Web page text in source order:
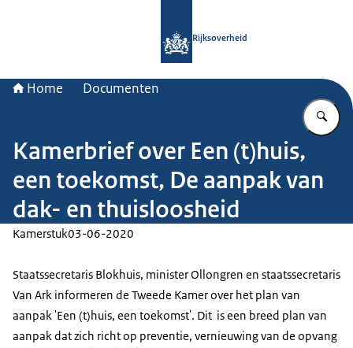
Rijksoverheid
Home Documenten
Kamerbrief over Een (t)huis,
een toekomst, De aanpak van
dak- en thuisloosheid
Kamerstuk03-06-2020
Staatssecretaris Blokhuis, minister Ollongren en staatssecretaris
Van Ark informeren de Tweede Kamer over het plan van
aanpak 'Een (t)huis, een toekomst'. Dit is een breed plan van
aanpak dat zich richt op preventie, vernieuwing van de opvang